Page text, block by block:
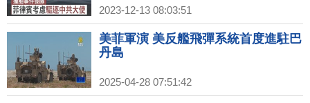
2023-12-13 08:03:51
美菲軍演 美反艦飛彈系統首度進駐巴
丹島
2025-04-28 07:51:42